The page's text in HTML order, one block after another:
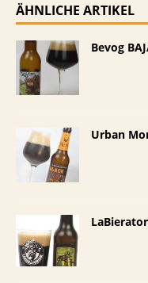
ÄHNLICHE ARTIKEL
Bevog
Urban